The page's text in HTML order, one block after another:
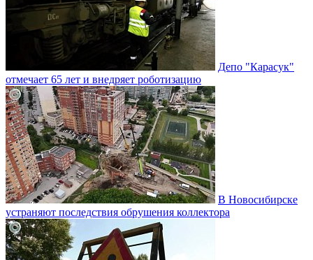
Депо "Карасук"
отмечает 65 лет и внедряет роботизацию
В Новосибирске
устраняют последствия обрушения коллектора